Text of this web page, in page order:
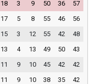
18 3 9 50 36
57
17 5 8 55 46
56
15 3 12 55 42
48
13 4 13 49 50
43
11 9 10 45 42
42
11 9 10 38 35
42